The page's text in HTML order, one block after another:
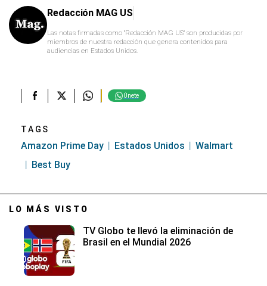
Redacción MAG US
Las notas firmadas como "Redacción MAG US" son producidas por
miembros de nuestra redacción que genera contenidos para
audiencias en Estados Unidos.
Únete
TAGS
Amazon Prime Day Estados Unidos
Walmart
Best Buy
LO MÁS VISTO
TV Globo te llevó la eliminación de
Brasil en el Mundial 2026